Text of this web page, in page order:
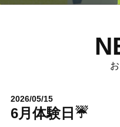
2026/05/15
6月体験日☔